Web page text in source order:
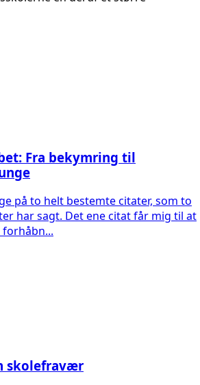
Fra bekymring til
på to helt bestemte citater, som to
har sagt. Det ene citat får mig til at
skolefravær